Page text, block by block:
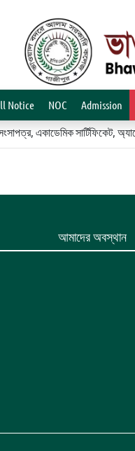
Notice NOC Admission
একাডেমিক
আমাদের অবস্থান